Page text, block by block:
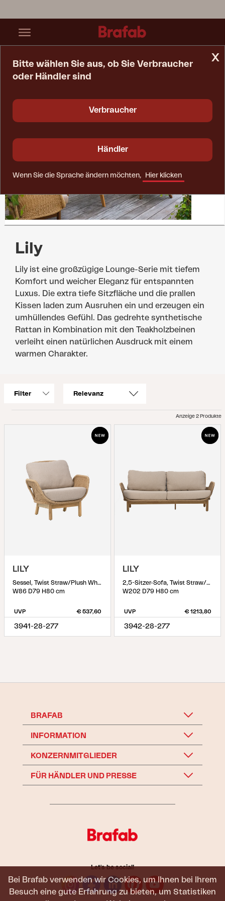
Bei Brafab verwenden wir Cookies, um Ihnen bei Ihrem
Besuch eine gute Erfahrung zu bieten, um Statistiken
Lily
Lily ist eine großzügige Lounge-Serie mit tiefem
Komfort und weicher Eleganz für entspannten
Luxus. Die extra tiefe Sitzfläche und die prallen
Kissen laden zum Ausruhen ein und erzeugen ein
umhüllendes Gefühl. Das gedrehte synthetische
Rattan in Kombination mit den Teakholzbeinen
verleiht einen natürlichen Ausdruck mit einem
warmen Charakter.
Filter
Anzeige 2 Produkte
LILY
Sessel, Twist Straw/Plush Wheat
W86 D79 H80 cm
UVP € 537,60
3941-28-277
LILY
2,5-Sitzer-Sofa, Twist Straw/Plush Wheat
W202 D79 H80 cm
UVP € 1213,80
3942-28-277
x
Bitte wählen Sie aus, ob Sie Verbraucher
oder Händler sind
Verbraucher
Händler
Wenn Sie die Sprache ändern möchten, Hier klicken
BRAFAB
INFORMATION
KONZERNMITGLIEDER
FÜR HÄNDLER UND PRESSE
Let's be social!